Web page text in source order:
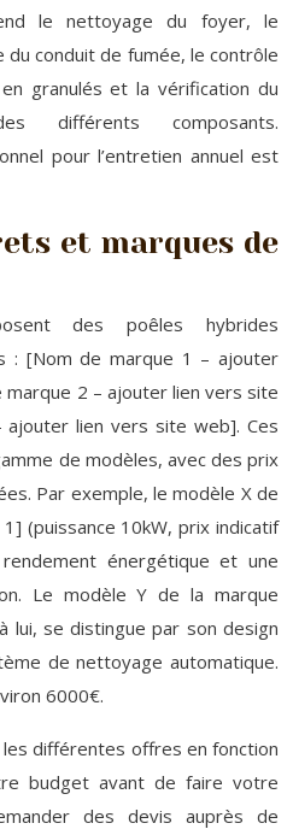
le nettoyage du foyer, le
du conduit de fumée, le contrôle
granulés et la vérification du
différents composants.
pour l’entretien annuel est
et marques de
des poêles hybrides
: [Nom de marque 1 – ajouter
2 – ajouter lien vers site
lien vers site web]. Ces
de modèles, avec des prix
Par exemple, le modèle X de
(puissance 10kW, prix indicatif
énergétique et une
Le modèle Y de la marque
lui, se distingue par son design
de nettoyage automatique.
6000€.
différentes offres en fonction
budget avant de faire votre
des devis auprès de